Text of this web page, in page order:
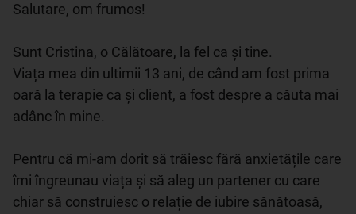
Salutare, om frumos!
Sunt Cristina, o Călătoare, la fel ca și tine.
Viața mea din ultimii 13 ani, de când am fost prima
oară la terapie ca și client, a fost despre a căuta mai
adânc în mine.
Pentru că mi-am dorit să trăiesc fără anxietățile care
îmi îngreunau viața și să aleg un partener cu care
chiar să construiesc o relație de iubire sănătoasă,